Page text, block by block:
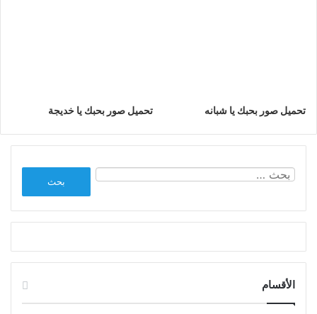
تحميل صور بحبك يا شبانه تحميل صور بحبك يا خديجة
الأقسام